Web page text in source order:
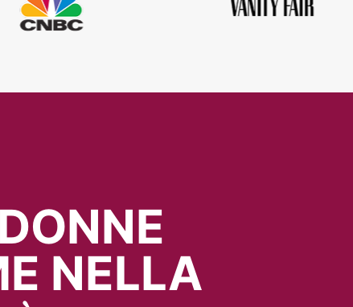
DONNE
NELLA